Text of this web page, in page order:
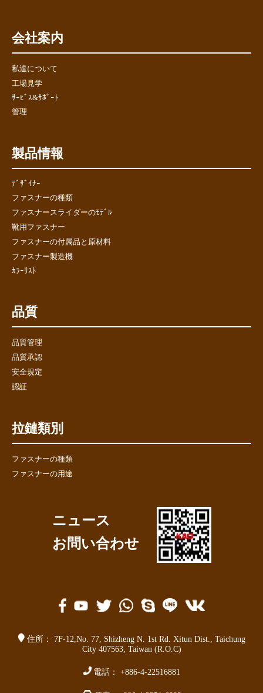
会社案内
私達について
工場見学
ｻｰﾋﾞｽ&ｻﾎﾟｰﾄ
管理
製品情報
ﾃﾞｻﾞｲﾅｰ
ファスナーの種類
ファスナースライダーのﾓﾃﾞﾙ
靴用ファスナー
ファスナーの付属品と原材料
ファスナー製造機
ｶﾗｰﾘｽﾄ
品質
品質管理
品質承認
安全規定
認証
拉鏈類別
ファスナーの種類
ファスナーの用途
ニュース
お問い合わせ
住所： 7F-12,No. 77, Shizheng N. 1st Rd. Xitun Dist., Taichung
City 407563, Taiwan (R.O.C)
電話： +886-4-22516881